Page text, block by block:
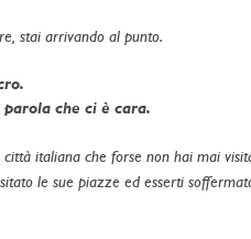
stai arrivando al punto.
che ci è cara.
italiana che forse non hai mai
le sue piazze ed esserti